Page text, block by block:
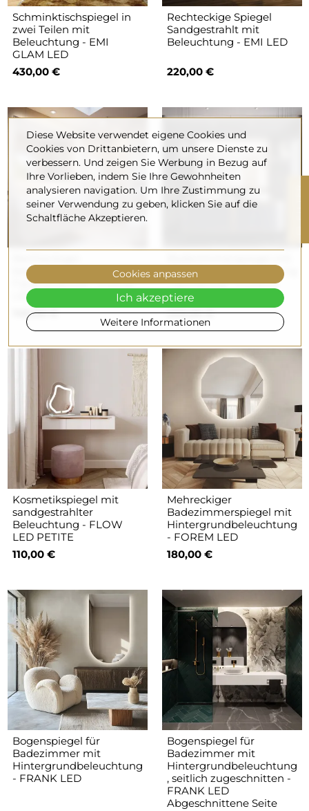
Schminktischspiegel in
zwei Teilen mit
Beleuchtung - EMI
GLAM LED
430,00 €
Rechteckige Spiegel
Sandgestrahlt mit
Beleuchtung - EMI LED
220,00 €
beleuchteter Spiegel mit
Facettenschliff - PHASE
LED
140,00 €
Hintergrundbeleuchtung
, rechteckig - FLAWIA
LED
220,00 €
Kosmetikspiegel mit
sandgestrahlter
Beleuchtung - FLOW
LED PETITE
110,00 €
Mehreckiger
Badezimmerspiegel mit
Hintergrundbeleuchtung
- FOREM LED
180,00 €
Bogenspiegel für
Badezimmer mit
Hintergrundbeleuchtung
- FRANK LED
Bogenspiegel für
Badezimmer mit
Hintergrundbeleuchtung
, seitlich zugeschnitten -
FRANK LED
Abgeschnittene Seite
Diese Website verwendet eigene Cookies und
Cookies von Drittanbietern, um unsere Dienste zu
verbessern. Und zeigen Sie Werbung in Bezug auf
Ihre Vorlieben, indem Sie Ihre Gewohnheiten
analysieren navigation. Um Ihre Zustimmung zu
seiner Verwendung zu geben, klicken Sie auf die
Schaltfläche Akzeptieren.
Weitere Informationen
Cookies anpassen
Ich akzeptiere